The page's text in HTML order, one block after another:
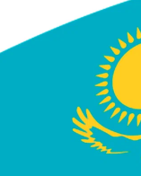
жасалған
болған. Ол